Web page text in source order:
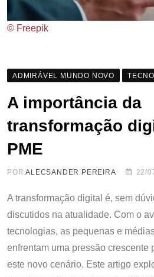
© Freepik
ADMIRÁVEL MUNDO NOVO
A importância da
transformação
PME
PORALECSANDER PEREIRA 22/
A transformação digital é, sem
discutidos na atualidade. Com o
tecnologias, as pequenas e
enfrentam uma pressão crescente
este novo cenário. Este artigo